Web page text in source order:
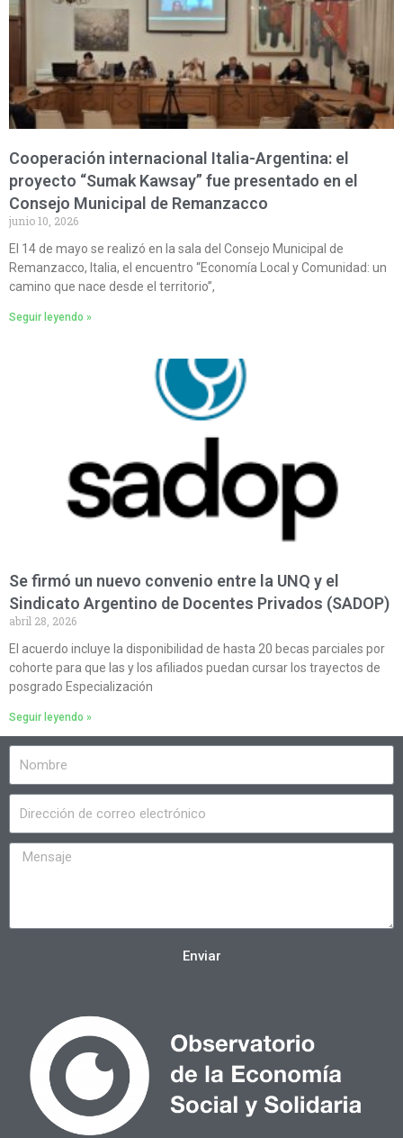
Cooperación internacional Italia-Argentina: el
proyecto “Sumak Kawsay” fue presentado en el
Consejo Municipal de Remanzacco
junio 10, 2026
El 14 de mayo se realizó en la sala del Consejo Municipal de
Remanzacco, Italia, el encuentro “Economía Local y Comunidad: un
camino que nace desde el territorio”,
Seguir leyendo »
Se firmó un nuevo convenio entre la UNQ y el
Sindicato Argentino de Docentes Privados (SADOP)
abril 28, 2026
El acuerdo incluye la disponibilidad de hasta 20 becas parciales por
cohorte para que las y los afiliados puedan cursar los trayectos de
posgrado Especialización
Seguir leyendo »
Enviar